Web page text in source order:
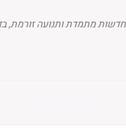
מתמדת ותנועה זורמת,